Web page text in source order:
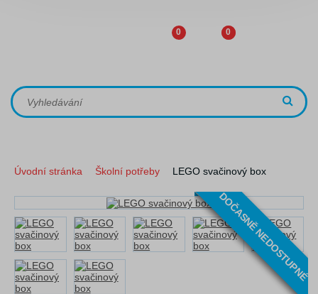
0 0
Úvodní stránka Školní potřeby LEGO svačinový box
DOČASNĚ NEDOSTUPNÉ